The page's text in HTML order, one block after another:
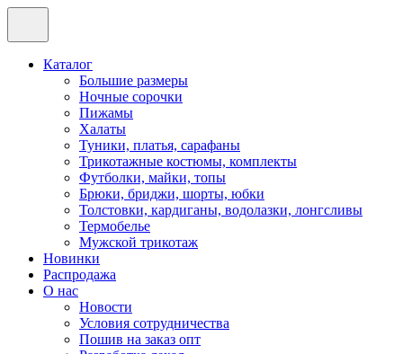
Каталог
Большие размеры
Ночные сорочки
Пижамы
Халаты
Туники, платья, сарафаны
Трикотажные костюмы, комплекты
Футболки, майки, топы
Брюки, бриджи, шорты, юбки
Толстовки, кардиганы, водолазки, лонгсливы
Термобелье
Мужской трикотаж
Новинки
Распродажа
О нас
Новости
Условия сотрудничества
Пошив на заказ опт